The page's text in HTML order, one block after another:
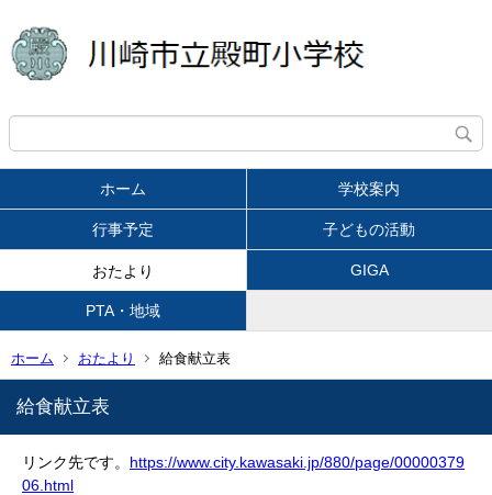
ホーム 学校案内
行事予定 子どもの活動
おたより GIGA
PTA・地域
ホーム おたより 給食献立表
給食献立表
リンク先です。 https://www.city.kawasaki.jp/880/page/00000379
06.html